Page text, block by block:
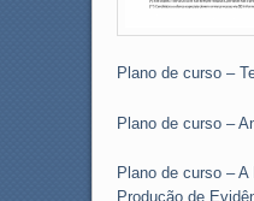
Plano de curso –
Plano de curso –
Plano de curso –
Produção de